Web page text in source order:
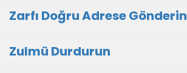
Zarfı Doğru Adrese Gönderin
Zulmü Durdurun